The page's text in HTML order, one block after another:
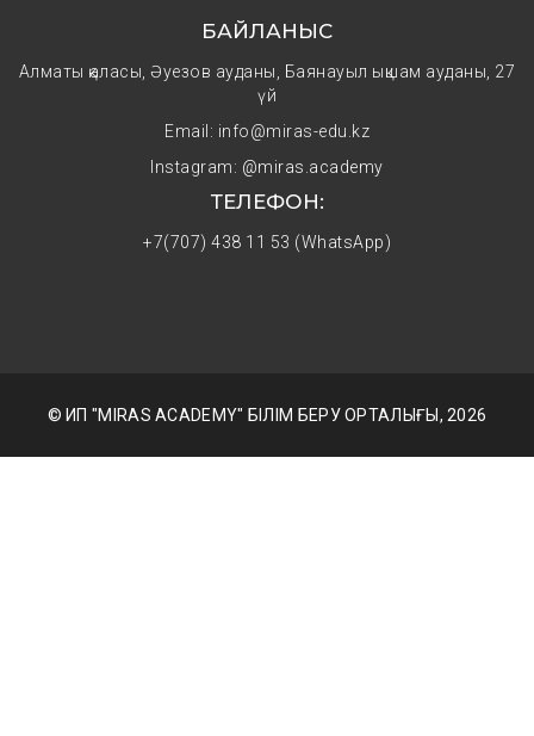
БАЙЛАНЫС
Алматы қаласы, Әуезов ауданы, Баянауыл ықшам ауданы, 27
үй
Email: info@miras-edu.kz
Instagram: @miras.academy
ТЕЛЕФОН:
+7(707) 438 11 53 (WhatsApp)
© ИП "MIRAS ACADEMY" БІЛІМ БЕРУ ОРТАЛЫҒЫ, 2026